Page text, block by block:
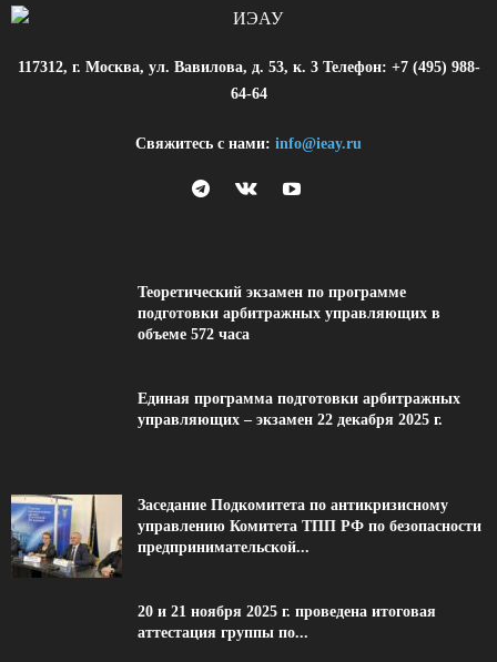
117312, г. Москва, ул. Вавилова, д. 53, к. 3 Телефон: +7 (495) 988-
64-64
Свяжитесь с нами: info@ieay.ru
Теоретический экзамен по программе
подготовки арбитражных управляющих в
объеме 572 часа
Единая программа подготовки арбитражных
управляющих – экзамен 22 декабря 2025 г.
Заседание Подкомитета по антикризисному
управлению Комитета ТПП РФ по безопасности
предпринимательской...
20 и 21 ноября 2025 г. проведена итоговая
аттестация группы по...